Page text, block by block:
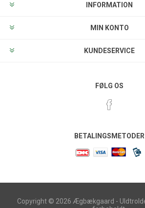
INFORMATION
MIN KONTO
KUNDESERVICE
FØLG OS
BETALINGSMETODER
Copyright © 2026 Ægbækgaard -